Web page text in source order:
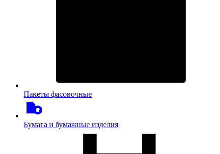
Пакеты фасовочные
Бумага и бумажные изделия